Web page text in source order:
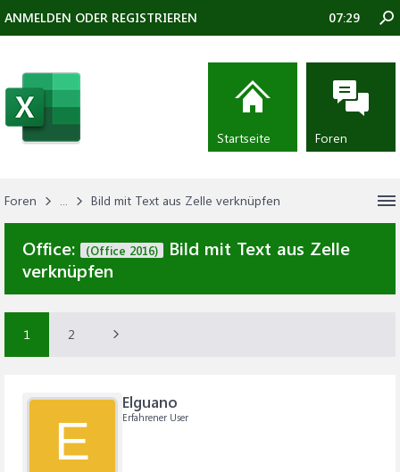
Foren ... Bild mit Text aus Zelle verknüpfen
Office: (Office 2016)
Bild mit Text aus Zelle
verknüpfen
1 2
E
Elguano
Erfahrener User
ANMELDEN ODER REGISTRIEREN 07:29
Startseite Foren